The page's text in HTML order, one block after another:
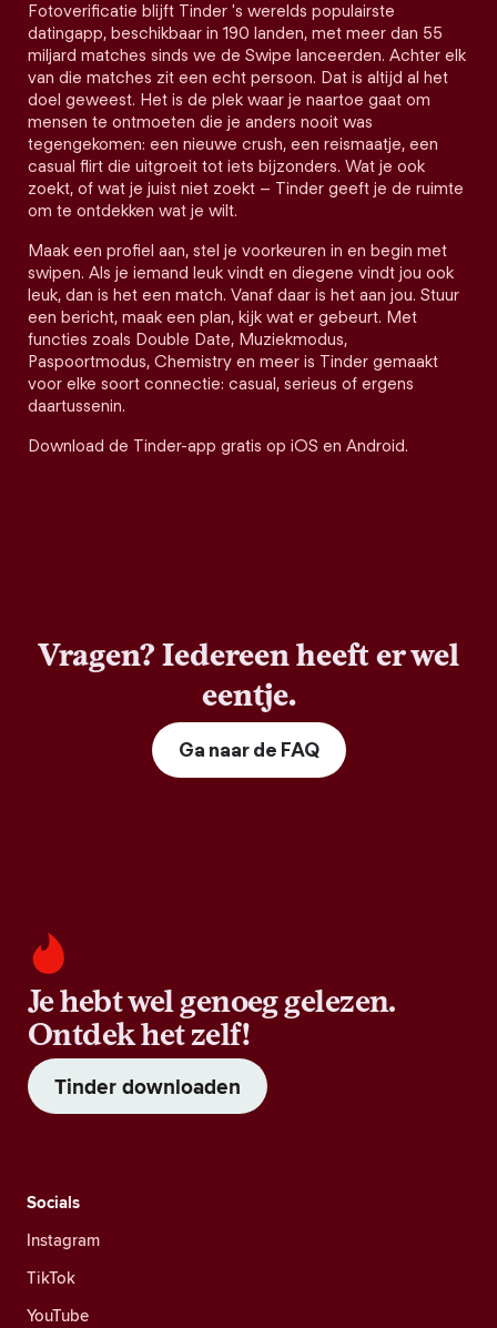
Fotoverificatie blijft Tinder 's werelds populairste
datingapp, beschikbaar in 190 landen, met meer dan 55
miljard matches sinds we de Swipe lanceerden. Achter elk
van die matches zit een echt persoon. Dat is altijd al het
doel geweest. Het is de plek waar je naartoe gaat om
mensen te ontmoeten die je anders nooit was
tegengekomen: een nieuwe crush, een reismaatje, een
casual flirt die uitgroeit tot iets bijzonders. Wat je ook
zoekt, of wat je juist niet zoekt – Tinder geeft je de ruimte
om te ontdekken wat je wilt.
Maak een profiel aan, stel je voorkeuren in en begin met
swipen. Als je iemand leuk vindt en diegene vindt jou ook
leuk, dan is het een match. Vanaf daar is het aan jou. Stuur
een bericht, maak een plan, kijk wat er gebeurt. Met
functies zoals Double Date, Muziekmodus,
Paspoortmodus, Chemistry en meer is Tinder gemaakt
voor elke soort connectie: casual, serieus of ergens
daartussenin.
Download de Tinder-app gratis op iOS en Android.
Vragen? Iedereen heeft er wel
eentje.
Ga naar de FAQ
Je hebt wel genoeg gelezen.
Ontdek het zelf!
Tinder downloaden
Socials
Instagram
TikTok
YouTube